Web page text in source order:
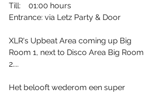
Till:    01:00 hours
Entrance: via Letz Party & Door
XLR's Upbeat Area coming up Big
Room 1, next to Disco Area Big Room
2....
Het belooft wederom een super